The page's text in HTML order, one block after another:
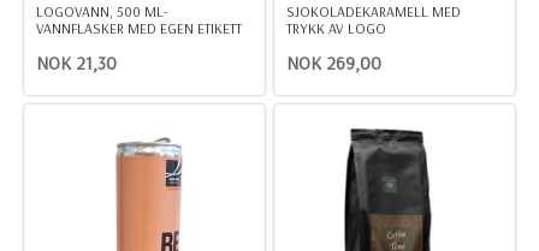
LOGOVANN, 500 ML-
VANNFLASKER MED EGEN ETIKETT
NOK 21,30
SJOKOLADEKARAMELL MED
TRYKK AV LOGO
NOK 269,00